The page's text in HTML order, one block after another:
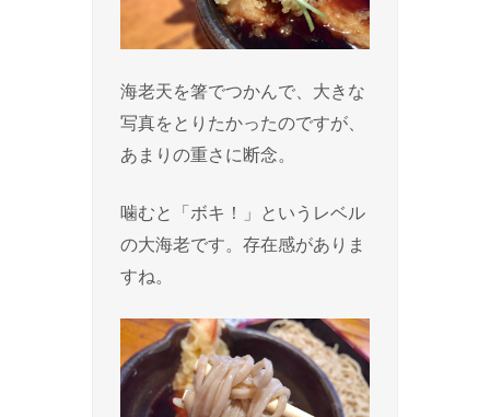
海老天を箸でつかんで、大きな
写真をとりたかったのですが、
あまりの重さに断念。
噛むと「ボキ！」というレベル
の大海老です。存在感がありま
すね。